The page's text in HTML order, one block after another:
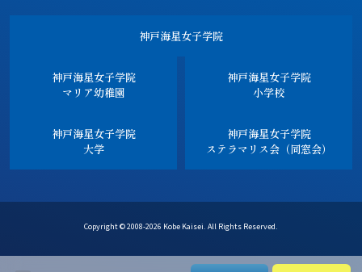
神戸海星女子学院
神戸海星女子学院
マリア幼稚園
神戸海星女子学院
小学校
神戸海星女子学院
大学
神戸海星女子学院
ステラマリス会（同窓会）
Copyright © 2008-2026 Kobe Kaisei. All Rights Reserved.